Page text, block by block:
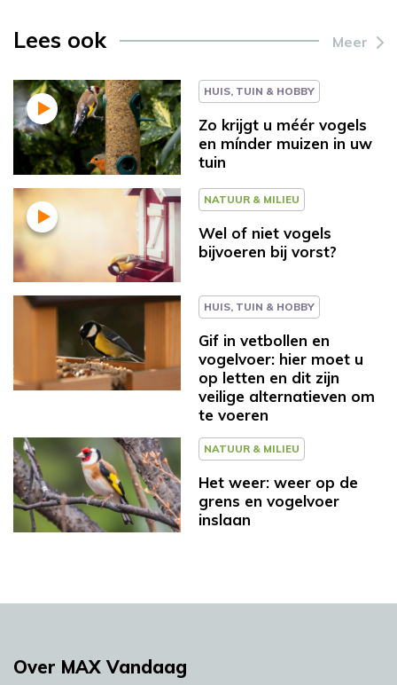
Lees ook Meer
HUIS, TUIN & HOBBY
Zo krijgt u méér vogels
en mínder muizen in uw
tuin
NATUUR & MILIEU
Wel of niet vogels
bijvoeren bij vorst?
HUIS, TUIN & HOBBY
Gif in vetbollen en
vogelvoer: hier moet u
op letten en dit zijn
veilige alternatieven om
te voeren
NATUUR & MILIEU
Het weer: weer op de
grens en vogelvoer
inslaan
Over MAX Vandaag